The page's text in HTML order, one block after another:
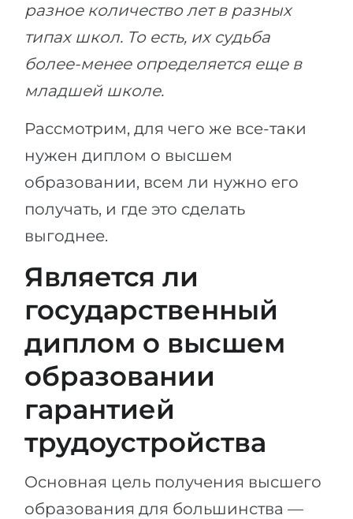
разное количество лет в разных
типах школ. То есть, их судьба
более-менее определяется еще в
младшей школе.
Рассмотрим, для чего же все-таки
нужен диплом о высшем
образовании, всем ли нужно его
получать, и где это сделать
выгоднее.
Является ли
государственный
диплом о высшем
образовании
гарантией
трудоустройства
Основная цель получения высшего
образования для большинства —